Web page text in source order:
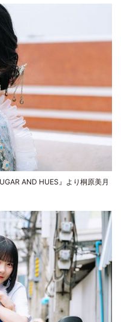
AND HUES』より桐原美月